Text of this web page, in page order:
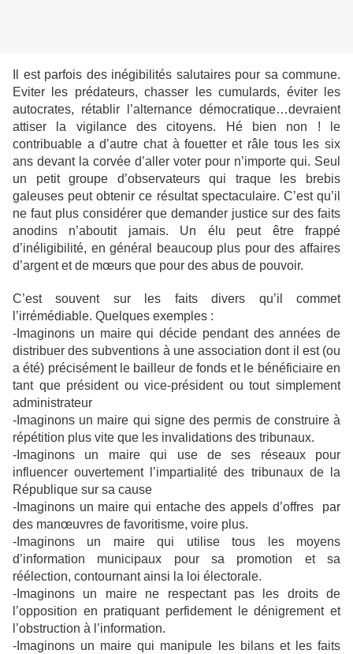
Il est parfois des inégibilités salutaires pour sa commune.
Eviter les prédateurs, chasser les cumulards, éviter les
autocrates, rétablir l’alternance démocratique…devraient
attiser la vigilance des citoyens. Hé bien non ! le
contribuable a d’autre chat à fouetter et râle tous les six
ans devant la corvée d’aller voter pour n’importe qui. Seul
un petit groupe d’observateurs qui traque les brebis
galeuses peut obtenir ce résultat spectaculaire. C’est qu’il
ne faut plus considérer que demander justice sur des faits
anodins n’aboutit jamais. Un élu peut être frappé
d’inéligibilité, en général beaucoup plus pour des affaires
d’argent et de mœurs que pour des abus de pouvoir.
C’est souvent sur les faits divers qu’il commet
l’irrémédiable. Quelques exemples :
-Imaginons un maire qui décide pendant des années de
distribuer des subventions à une association dont il est (ou
a été) précisément le bailleur de fonds et le bénéficiaire en
tant que président ou vice-président ou tout simplement
administrateur
-Imaginons un maire qui signe des permis de construire à
répétition plus vite que les invalidations des tribunaux.
-Imaginons un maire qui use de ses réseaux pour
influencer ouvertement l’impartialité des tribunaux de la
République sur sa cause
-Imaginons un maire qui entache des appels d’offres par
des manœuvres de favoritisme, voire plus.
-Imaginons un maire qui utilise tous les moyens
d’information municipaux pour sa promotion et sa
réélection, contournant ainsi la loi électorale.
-Imaginons un maire ne respectant pas les droits de
l’opposition en pratiquant perfidement le dénigrement et
l’obstruction à l’information.
-Imaginons un maire qui manipule les bilans et les faits